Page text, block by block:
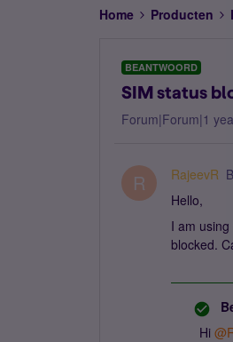
Home Producten
BEANTWOORD
SIM status
Forum|Forum|1
R RajeevR
Hello,
I am
blocked.
Hi ​